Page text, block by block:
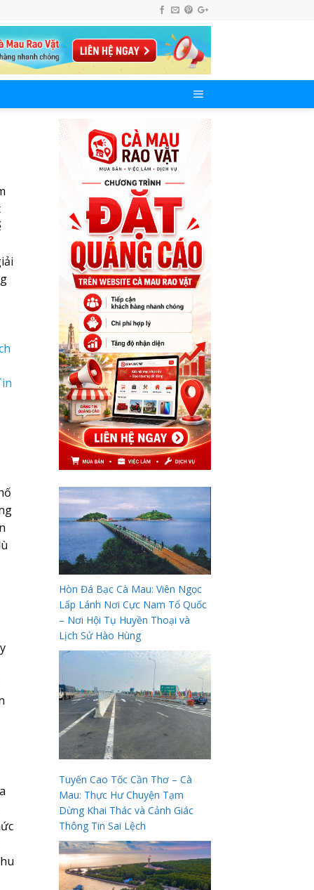
Hòn Đá Bạc Cà Mau: Viên Ngọc
Lấp Lánh Nơi Cực Nam Tổ Quốc
– Nơi Hội Tụ Huyền Thoại và
Lịch Sử Hào Hùng
Tuyến Cao Tốc Cần Thơ – Cà
Mau: Thực Hư Chuyện Tạm
Dừng Khai Thác và Cảnh Giác
Thông Tin Sai Lệch